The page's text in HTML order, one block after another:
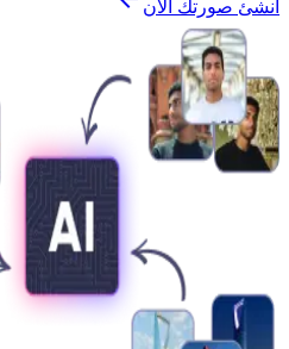
أنشئ صورتك الآن